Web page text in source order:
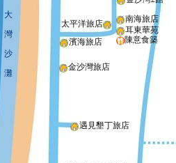
太平洋旅店 南海旅店
濱海旅店
金沙灣旅店
遇見墾丁旅店
大
灣
沙
灘
耳東華苑
陳意食築